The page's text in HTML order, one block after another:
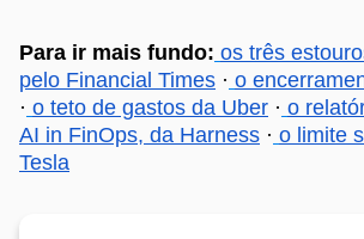
Para ir mais fundo: os três
pelo Financial Times · o
· o teto de gastos da Uber · o
AI in FinOps, da Harness · o limite
Tesla